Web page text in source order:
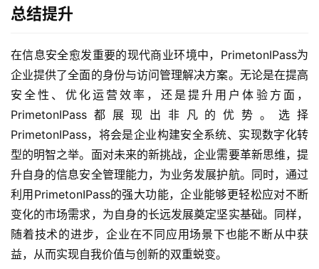
总结提升
在信息安全愈发重要的现代商业环境中，PrimetonIPass为
企业提供了全面的身份与访问管理解决方案。无论是在提高
安全性、优化运营效率，还是提升用户体验方面，
PrimetonIPass都展现出非凡的优势。选择
PrimetonIPass，将会是企业构建安全系统、实现数字化转
型的明智之举。面对未来的新挑战，企业需要革新思维，提
升自身的信息安全管理能力，为业务发展护航。同时，通过
利用PrimetonIPass的强大功能，企业能够更轻松应对不断
变化的市场需求，为自身的长远发展奠定坚实基础。同样，
随着技术的进步，企业在不同应用场景下也能不断从中获
益，从而实现自我价值与创新的双重蜕变。